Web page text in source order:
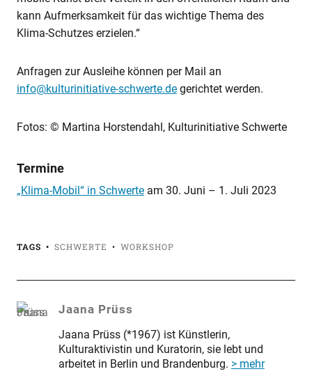
kann Aufmerksamkeit für das wichtige Thema des
Klima-Schutzes erzielen.“
Anfragen zur Ausleihe können per Mail an
info@kulturinitiative-schwerte.degerichtet werden.
Fotos: © Martina Horstendahl, Kulturinitiative Schwerte
Termine
„Klima-Mobil“ in Schwerteam 30. Juni – 1. Juli 2023
TAGS SCHWERTE WORKSHOP
Jaana Prüss
Jaana Prüss (*1967) ist Künstlerin,
Kulturaktivistin und Kuratorin, sie lebt und
arbeitet in Berlin und Brandenburg. > mehr